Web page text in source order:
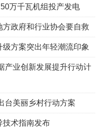
万千瓦机组投产发电
方政府和行业协会要自救
方案突出年轻潮流印象
产业创新发展提升行动计
台美丽乡村行动方案
技术指南发布